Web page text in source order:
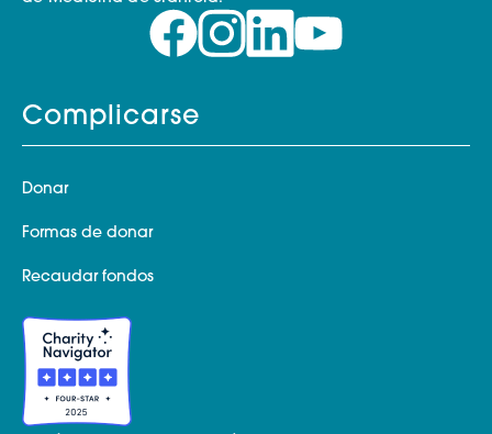
Complicarse
Donar
Formas de donar
Recaudar fondos